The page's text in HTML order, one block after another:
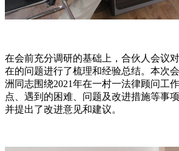
在会前充分调研的基础上，合伙人会议
在的问题进行了梳理和经验总结。本次
洲同志围绕2021年在一村一法律顾问工
点、遇到的困难、问题及改进措施等事
并提出了改进意见和建议。